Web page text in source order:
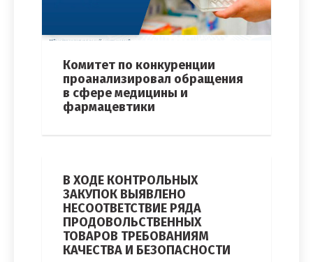
Комитет по конкуренции
проанализировал обращения
в сфере медицины и
фармацевтики
В ХОДЕ КОНТРОЛЬНЫХ
ЗАКУПОК ВЫЯВЛЕНО
НЕСООТВЕТСТВИЕ РЯДА
ПРОДОВОЛЬСТВЕННЫХ
ТОВАРОВ ТРЕБОВАНИЯМ
КАЧЕСТВА И БЕЗОПАСНОСТИ